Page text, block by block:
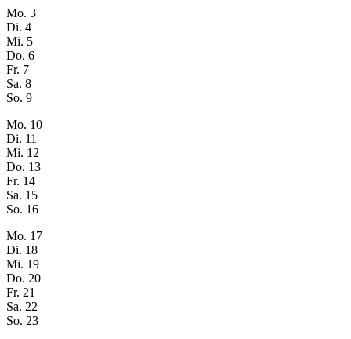
Mo. 3
Di. 4
Mi. 5
Do. 6
Fr. 7
Sa. 8
So. 9
Mo. 10
Di. 11
Mi. 12
Do. 13
Fr. 14
Sa. 15
So. 16
Mo. 17
Di. 18
Mi. 19
Do. 20
Fr. 21
Sa. 22
So. 23